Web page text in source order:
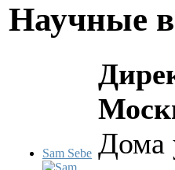
Научные
Sam Sebe Дома